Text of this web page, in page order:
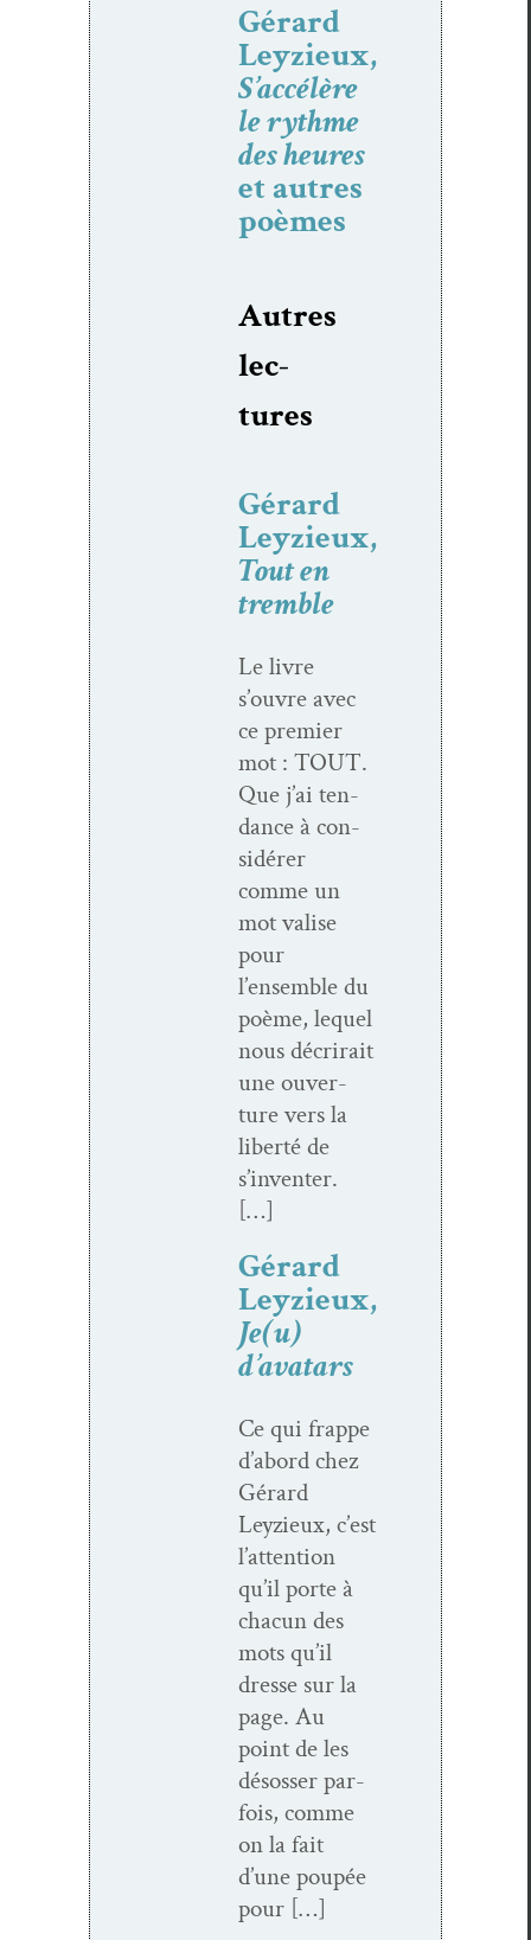
Gérard
Leyzieux,
S’accélère
le rythme
des heures
et autres
poèmes
Autres
lec­
tures
Gérard
Leyzieux,
Tout en
tremble
Le livre
s’ouvre avec
ce pre­mier
mot : TOUT.
Que j’ai ten­
dance à con­
sid­ér­er
comme un
mot valise
pour
l’ensemble du
poème, lequel
nous décrirait
une ouver­
ture vers la
lib­erté de
s’inventer.
[…]
Gérard
Leyzieux,
Je(u)
d’avatars
Ce qui frappe
d’abord chez
Gérard
Leyzieux, c’est
l’attention
qu’il porte à
cha­cun des
mots qu’il
dresse sur la
page. Au
point de les
désoss­er par­
fois, comme
on la fait
d’une poupée
pour […]